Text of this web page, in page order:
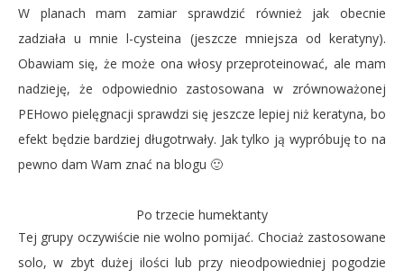
W planach mam zamiar sprawdzić również jak obecnie
zadziała u mnie l-cysteina (jeszcze mniejsza od keratyny).
Obawiam się, że może ona włosy przeproteinować, ale mam
nadzieję, że odpowiednio zastosowana w zrównoważonej
PEHowo pielęgnacji sprawdzi się jeszcze lepiej niż keratyna, bo
efekt będzie bardziej długotrwały. Jak tylko ją wypróbuję to na
pewno dam Wam znać na blogu 🙂
Po trzecie humektanty
Tej grupy oczywiście nie wolno pomijać. Chociaż zastosowane
solo, w zbyt dużej ilości lub przy nieodpowiedniej pogodzie